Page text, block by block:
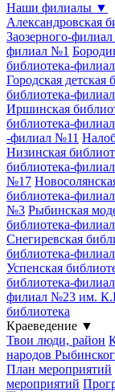
Наши филиалы ▼
Александровская
Заозерного-
филиал №1
библиотека-
Городская
библиотека-
Иршинская
библиотека-
-филиал №11
Низинская
библиотека-
№17
библиотека-
№3 Рыбинская
библиотека-
Снегиревская
библиотека-
Успенская
библиотека-
филиал №23 им.
библиотека
Краеведение ▼
Твои люди, район
народов
План мероприятий
мероприятий